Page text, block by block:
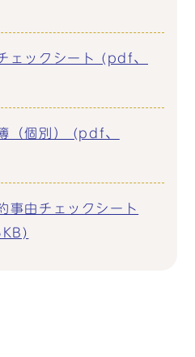
ェックシート (pdf、
（個別） (pdf、
由チェックシート